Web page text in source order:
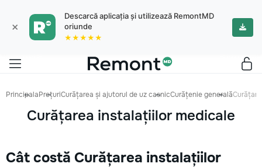
×
Descarcă aplicația și utilizează RemontMD
oriunde
★★★★★
PrincipalaPrețuriCurățarea și ajutorul de uz casnicCurățenie generală
Curățarea instalațiilor medicale
Cât costă Curățarea instalațiilor